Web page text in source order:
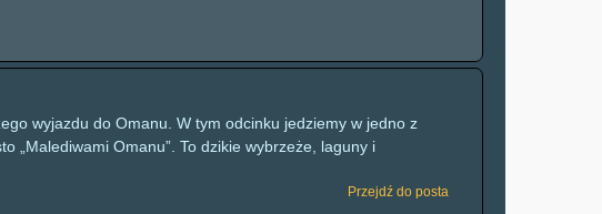
wyjazdu do Omanu. W tym odcinku jedziemy w jedno z
„Malediwami Omanu”. To dzikie wybrzeże, laguny i
Przejdź do posta